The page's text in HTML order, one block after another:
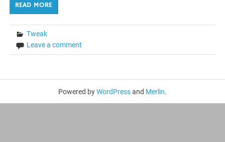
READ MORE
Tweak
Leave a comment
Powered byWordPressand Merlin.